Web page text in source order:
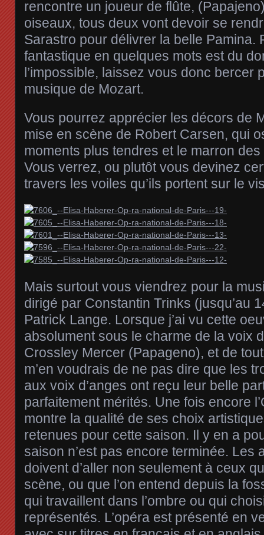
rencontre un joueur de flûte,
oiseaux, tous deux vont devoir se
Sarastro pour délivrer la belle Pamina.
fantastique en quelques mots est du
l’impossible, laissez vous donc bercer
musique de Mozart.
Vous pourrez apprécier les décors de
mise en scène de Robert Carsen, qui
moments plus tendres et le marron
Vous verrez, ou plutôt vous devinez
travers les voiles qu’ils portent sur le
Mais surtout vous viendrez pour la
dirigé par Constantin Trinks (jusqu’au
Patrick Lange. Lorsque j’ai vu cette
absolument sous le charme de la voix
Crossley Mercer (Papageno), et de
m’en voudrais de ne pas dire que les
aux voix d’anges ont reçu leur belle
parfaitement mérités. Une fois encore
montre la qualité de ses choix
retenues pour cette saison. Il y en a
saison n’est pas encore terminée. Les
doivent d’aller non seulement à ceux
scène, ou que l’on entend depuis la
qui travaillent dans l’ombre ou qui
représentés. L’opéra est présenté en